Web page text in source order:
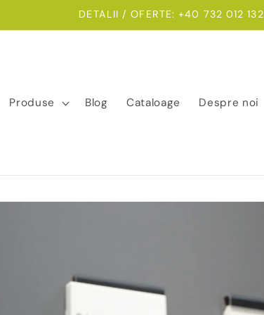
DETALII / OFERTE: +40 732 012 132
Produse Blog Cataloage Despre noi